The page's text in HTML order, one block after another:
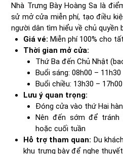
Nhà Trưng Bày Hoàng Sa là
sử mở cửa miễn phí, tạo điều
người dân tìm hiểu về chủ quyền
Giá vé: Miễn phí 100% cho
Thời gian mở cửa:
Thứ Ba đến Chủ Nhật
Buổi sáng: 08h00 – 11h30
Buổi chiều: 13h30 – 17h00
Lưu ý quan trọng:
Đóng cửa vào thứ Hai
Nên đến sớm để
hoặc cuối tuần
Hỗ trợ tham quan: Du
khu trưng bày để nghe